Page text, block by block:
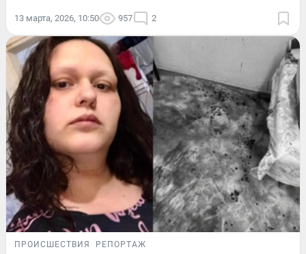
13 марта, 2026, 10:50 957 2
ПРОИСШЕСТВИЯ РЕПОРТАЖ